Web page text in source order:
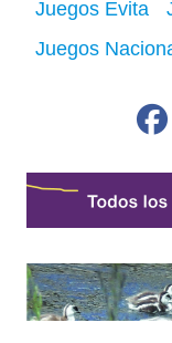
Juegos Evita
Juegos